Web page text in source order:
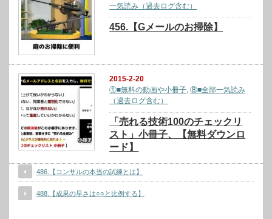
一気読み（過去ログ含む）
456.【Gメールのお掃除】
2015-2-20
①■無料の動画や小冊子,⑧■全部一気読み
（過去ログ含む）
「売れる技術100のチェックリ
スト」小冊子、【無料ダウンロ
ード】
486.【コンサルの本当の試練とは】
488.【成果の早さは○○と比例する】